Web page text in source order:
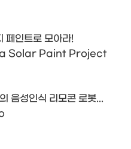
페인트로 모아라!
Solar Paint Project
음성인식 리모콘 로봇...